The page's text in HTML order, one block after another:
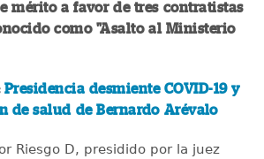
mérito a favor de tres contratistas
como "Asalto al Ministerio
Presidencia desmiente COVID-19 y
de salud de Bernardo Arévalo
Riesgo D, presidido por la juez